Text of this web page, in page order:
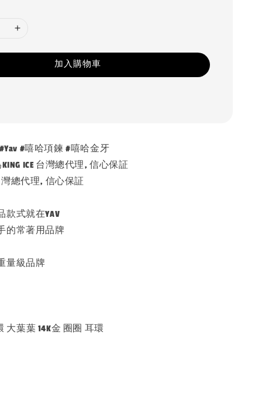
加入購物車
#嘻哈項鍊 #嘻哈金牙
ICE 台灣總代理, 信心保証
灣總代理, 信心保証
款式就在YAV
的常著用品牌
量級品牌
大葉葉 14K金 圈圈 耳環